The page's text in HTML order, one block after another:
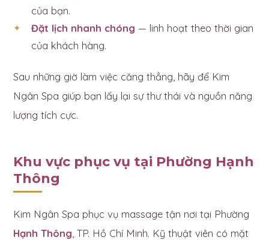
của bạn.
Đặt lịch nhanh chóng — linh hoạt theo thời gian
của khách hàng.
Sau những giờ làm việc căng thẳng, hãy để Kim
Ngân Spa giúp bạn lấy lại sự thư thái và nguồn năng
lượng tích cực.
Khu vực phục vụ tại Phường Hạnh
Thông
Kim Ngân Spa phục vụ massage tận nơi tại Phường
Hạnh Thông , TP. Hồ Chí Minh. Kỹ thuật viên có mặt